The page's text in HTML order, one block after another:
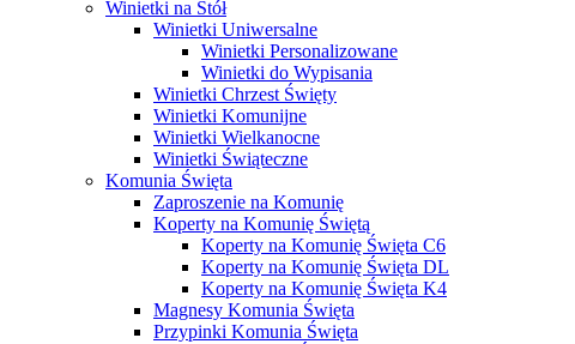
Winietki na Stół
Winietki Uniwersalne
Winietki Personalizowane
Winietki do Wypisania
Winietki Chrzest Święty
Winietki Komunijne
Winietki Wielkanocne
Winietki Świąteczne
Komunia Święta
Zaproszenie na Komunię
Koperty na Komunię Świętą
Koperty na Komunię Święta C6
Koperty na Komunię Święta DL
Koperty na Komunię Święta K4
Magnesy Komunia Święta
Przypinki Komunia Święta